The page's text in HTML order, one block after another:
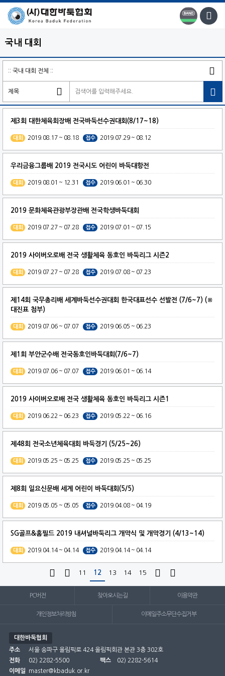
국내 대회

제3회 대한체육회장배 전국바둑선수권대회(8/17~18)
대회 2019.08.17 ~ 08.18 접수 2019.07.29 ~ 08.12
우리금융그룹배 2019 전국시도 어린이 바둑대항전
대회 2019.08.01 ~ 12.31 접수 2019.06.01 ~ 06.30
2019 문화체육관광부장관배 전국학생바둑대회
대회 2019.07.27 ~ 07.28 접수 2019.07.01 ~ 07.15
2019 사이버오로배 전국 생활체육 동호인 바둑리그 시즌2
대회 2019.07.27 ~ 07.28 접수 2019.07.08 ~ 07.23
제14회 국무총리배 세계바둑선수권대회 한국대표선수 선발전 (7/6~7) (※
대진표 첨부)
대회 2019.07.06 ~ 07.07 접수 2019.06.05 ~ 06.23
제1회 부안군수배 전국동호인바둑대회(7/6~7)
대회 2019.07.06 ~ 07.07 접수 2019.06.01 ~ 06.14
2019 사이버오로배 전국 생활체육 동호인 바둑리그 시즌1
대회 2019.06.22 ~ 06.23 접수 2019.05.22 ~ 06.16
제48회 전국소년체육대회 바둑경기 (5/25~26)
대회 2019.05.25 ~ 05.25 접수 2019.05.25 ~ 05.25
제8회 일요신문배 세계 어린이 바둑대회(5/5)
대회 2019.05.05 ~ 05.05 접수 2019.04.08 ~ 04.19
SG골프&홈필드 2019 내셔널바둑리그 개막식 및 개막경기 (4/13~14)
대회 2019.04.14 ~ 04.14 접수 2019.04.14 ~ 04.14
  11 12 13 14 15  
PC버전 찾아오시는길 이용약관
개인정보처리방침 이메일주소무단수집거부
대한바둑협회
주소
서울 송파구 올림픽로 424 올림픽회관 본관 3층 302호
전화
02) 2282-5500 팩스
02) 2282-5614
이메일
master@kbaduk.or.kr